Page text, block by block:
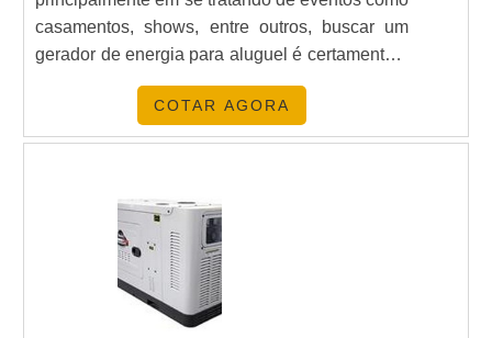
casamentos, shows, entre outros, buscar um
gerador de energia para aluguel é certamente a
opção mais vantajosa do mercado.A BUSCA
DE UM GERADOR DE ENERGIA
ALUGUELContar com um gerador de energia é
COTAR AGORA